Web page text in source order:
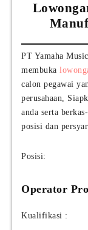
PT Yamaha
membuka
calon pegawai
perusahaan,
anda serta
posisi dan
Posisi:
Operator
Kualifikasi :